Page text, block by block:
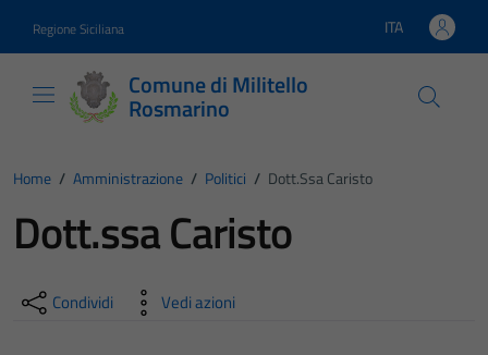
Regione Siciliana Lingua attiva:
ITA
Comune di Militello
Rosmarino
Home / Amministrazione / Politici / Dott.ssa Caristo
Dott.ssa Caristo
Condividi Vedi azioni